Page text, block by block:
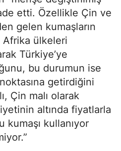
etti. Özellikle Çin ve
gelen kumaşların
Afrika ülkeleri
Türkiye’ye
bu durumun ise
getirdiğini
Çin malı olarak
altında fiyatlarla
kullanıyor